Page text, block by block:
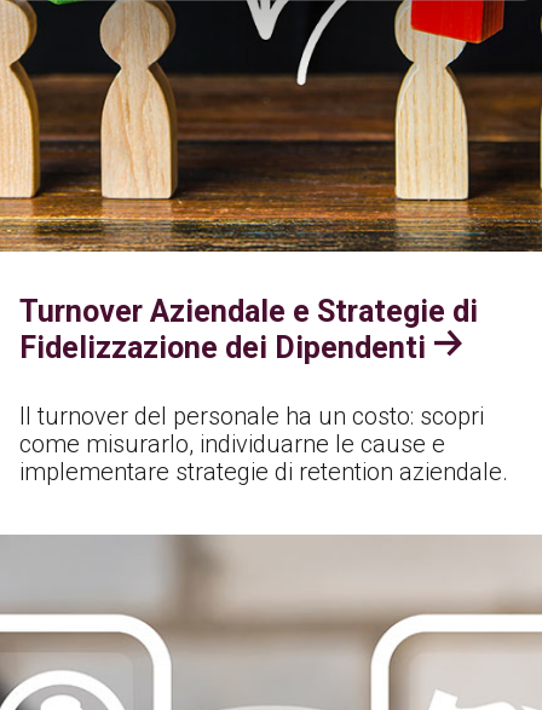
Turnover Aziendale e Strategie di
Fidelizzazione dei Dipendenti
Il turnover del personale ha un costo: scopri
come misurarlo, individuarne le cause e
implementare strategie di retention aziendale.